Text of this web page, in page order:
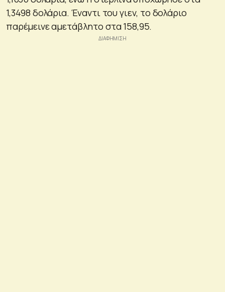
1,3498 δολάρια. Έναντι του γιεν, το δολάριο
παρέμεινε αμετάβλητο στα 158,95.